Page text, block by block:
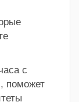
с
поможет